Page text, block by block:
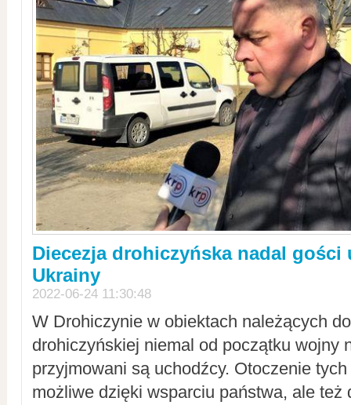
Diecezja drohiczyńska nadal gości
Ukrainy
2022-06-24 11:30:48
W Drohiczynie w obiektach należących
drohiczyńskiej niemal od początku wojny
przyjmowani są uchodźcy. Otoczenie
możliwe dzięki wsparciu państwa, ale też